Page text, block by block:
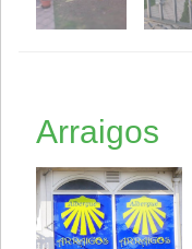
Arraigos